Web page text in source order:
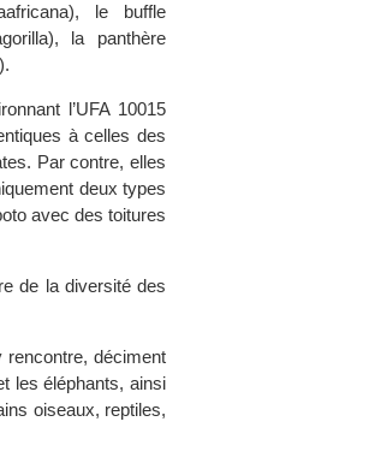
le buffle
la panthère
l’UFA 10015
à celles des
Par contre, elles
deux types
avec des toitures
de la diversité des
rencontre, déciment
les éléphants, ainsi
oiseaux, reptiles,